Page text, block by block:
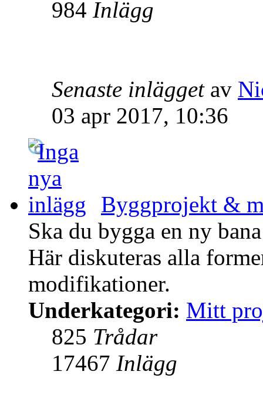
984 Inlägg
Senaste inläggetav
03 apr 2017, 10:36
Byggprojekt &
Ska du bygga en ny
Här diskuteras alla
modifikationer.
Underkategori: Mitt
825 Trådar
17467 Inlägg